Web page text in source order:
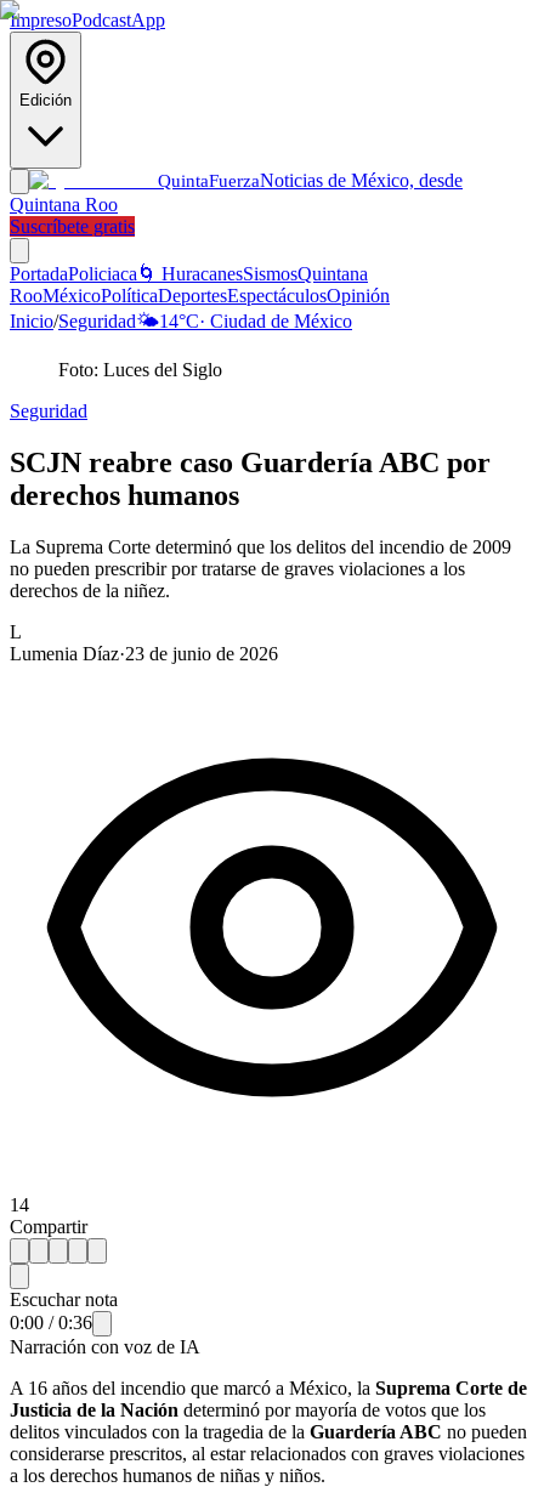
ImpresoPodcastApp
Edición
QuintaFuerzaNoticias de México, desde
Quintana Roo
Suscríbete gratis
PortadaPoliciaca 🌀 HuracanesSismosQuintana
RooMéxicoPolíticaDeportesEspectáculosOpinión
Inicio/Seguridad🌤️14°C· Ciudad de México
Foto: Luces del Siglo
Seguridad
SCJN reabre caso Guardería ABC por
derechos humanos
La Suprema Corte determinó que los delitos del incendio de 2009
no pueden prescribir por tratarse de graves violaciones a los
derechos de la niñez.
L
Lumenia Díaz·23 de junio de 2026
14
Compartir
Escuchar nota
0:00 /0:36
Narración con voz de IA
A 16 años del incendio que marcó a México, la Suprema Corte de
Justicia de la Nación determinó por mayoría de votos que los
delitos vinculados con la tragedia de la Guardería ABC no pueden
considerarse prescritos, al estar relacionados con graves violaciones
a los derechos humanos de niñas y niños.